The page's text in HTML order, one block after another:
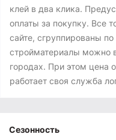
клей в два клика.
оплаты за покупку. Все
сайте, сгруппированы
стройматериалы можно
городах. При этом цена
работает своя служба
Сезонность